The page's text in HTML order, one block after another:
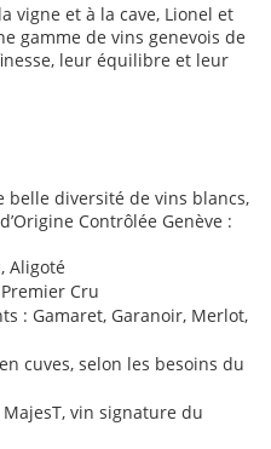
vigne et à la cave, Lionel et
gamme de vins genevois de
leur équilibre et leur
belle diversité de vins blancs,
Contrôlée Genève :
Aligoté
Cru
: Gamaret, Garanoir, Merlot,
cuves, selon les besoins du
vin signature du